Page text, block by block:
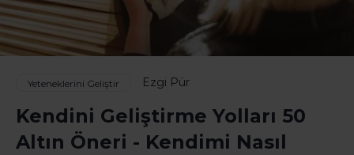
Yeteneklerini Geliştir Ezgi Pür
Kendini Geliştirme Yolları 50
Altın Öneri - Kendimi Nasıl